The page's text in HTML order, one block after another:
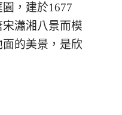
，建於1677
瀟湘八景而模
的美景，是欣